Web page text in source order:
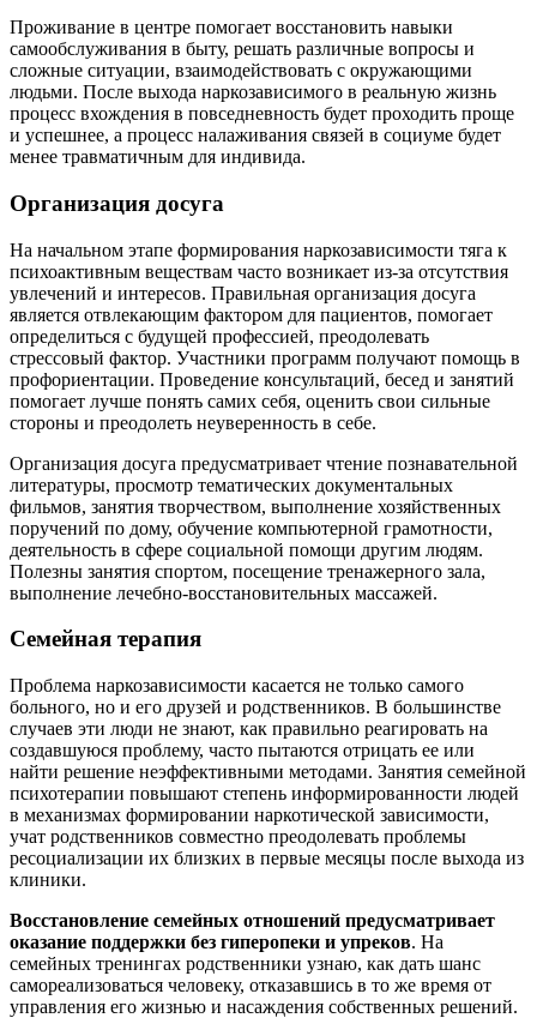
Проживание в центре помогает восстановить навыки
самообслуживания в быту, решать различные вопросы и
сложные ситуации, взаимодействовать с окружающими
людьми. После выхода наркозависимого в реальную жизнь
процесс вхождения в повседневность будет проходить проще
и успешнее, а процесс налаживания связей в социуме будет
менее травматичным для индивида.
Организация досуга
На начальном этапе формирования наркозависимости тяга к
психоактивным веществам часто возникает из-за отсутствия
увлечений и интересов. Правильная организация досуга
является отвлекающим фактором для пациентов, помогает
определиться с будущей профессией, преодолевать
стрессовый фактор. Участники программ получают помощь в
профориентации. Проведение консультаций, бесед и занятий
помогает лучше понять самих себя, оценить свои сильные
стороны и преодолеть неуверенность в себе.
Организация досуга предусматривает чтение познавательной
литературы, просмотр тематических документальных
фильмов, занятия творчеством, выполнение хозяйственных
поручений по дому, обучение компьютерной грамотности,
деятельность в сфере социальной помощи другим людям.
Полезны занятия спортом, посещение тренажерного зала,
выполнение лечебно-восстановительных массажей.
Семейная терапия
Проблема наркозависимости касается не только самого
больного, но и его друзей и родственников. В большинстве
случаев эти люди не знают, как правильно реагировать на
создавшуюся проблему, часто пытаются отрицать ее или
найти решение неэффективными методами. Занятия семейной
психотерапии повышают степень информированности людей
в механизмах формировании наркотической зависимости,
учат родственников совместно преодолевать проблемы
ресоциализации их близких в первые месяцы после выхода из
клиники.
Восстановление семейных отношений предусматривает
оказание поддержки без гиперопеки и упреков. На
семейных тренингах родственники узнаю, как дать шанс
самореализоваться человеку, отказавшись в то же время от
управления его жизнью и насаждения собственных решений.